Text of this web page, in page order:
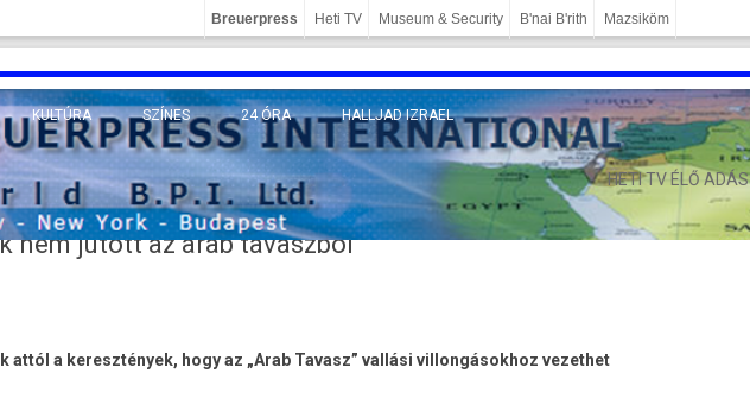
Breuerpress Heti TV Museum & Security B'nai B'rith Mazsiköm
EURÓPA
KÖZEL-KELET
TÁVOL-KELET
KULTÚRA
TUDOMÁNY
SZÍNES 24 ÓRA HALLJAD IZRAEL
HETI TV ÉLŐ ADÁS
nem jutott az arab tavaszból
attól a keresztények, hogy az „Arab Tavasz” vallási villongásokhoz vezethet